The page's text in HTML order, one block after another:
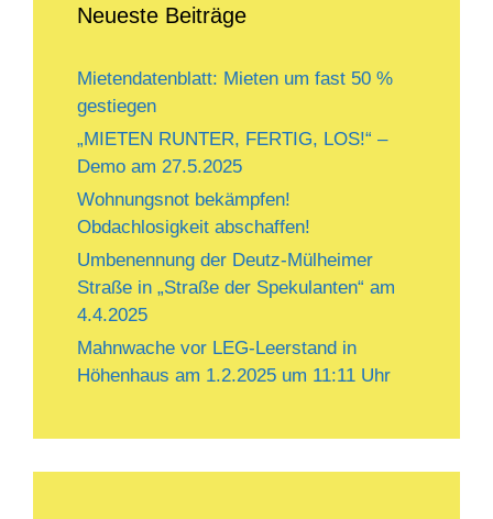
Neueste Beiträge
Mietendatenblatt: Mieten um fast 50 %
gestiegen
„MIETEN RUNTER, FERTIG, LOS!“ –
Demo am 27.5.2025
Wohnungsnot bekämpfen!
Obdachlosigkeit abschaffen!
Umbenennung der Deutz-Mülheimer
Straße in „Straße der Spekulanten“ am
4.4.2025
Mahnwache vor LEG-Leerstand in
Höhenhaus am 1.2.2025 um 11:11 Uhr